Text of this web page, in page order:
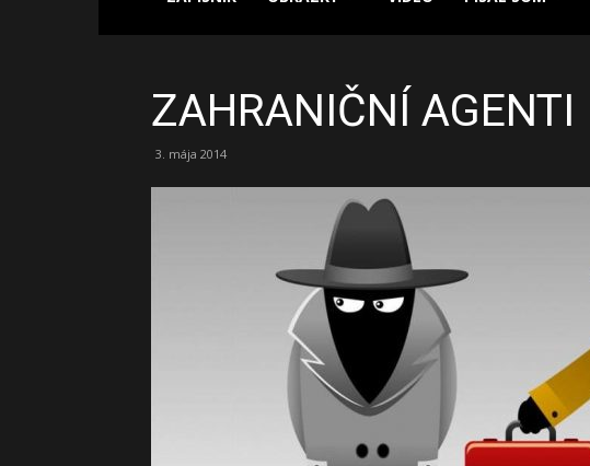
ZAHRANIČNÍ AGENTI
3. mája 2014